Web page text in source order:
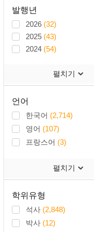
발행년
2026 (32)
2025 (43)
2024 (54)
펼치기
언어
한국어 (2,714)
영어 (107)
프랑스어 (3)
펼치기
학위유형
석사 (2,848)
박사 (12)